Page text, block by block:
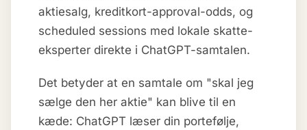
aktiesalg, kreditkort-approval-odds, og
scheduled sessions med lokale skatte-
eksperter direkte i ChatGPT-samtalen.
Det betyder at en samtale om "skal jeg
sælge den her aktie" kan blive til en
kæde: ChatGPT læser din portefølje,